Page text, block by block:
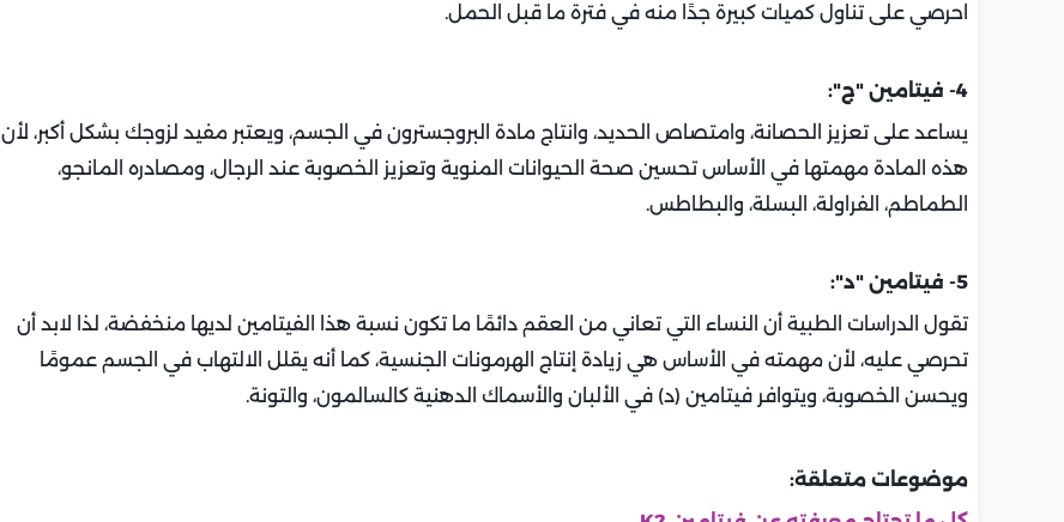
احرصي على تناول كميات كبيرة جدًا منه في فترة ما قبل الحمل.
4- فيتامين "ج":
يساعد على تعزيز الحصانة، وامتصاص الحديد، وانتاج مادة البروجسترون في الجسم، ويعتبر مفيد لزوجك بشكل أكبر، لأن
هذه المادة مهمتها في الأساس تحسين صحة الحيوانات المنوية وتعزيز الخصوبة عند الرجال، ومصادره المانجو،
الطماطم، الفراولة، البسلة، والبطاطس.
5- فيتامين "د":
تقول الدراسات الطبية أن النساء التي تعاني من العقم دائمًا ما تكون نسبة هذا الفيتامين لديها منخفضة، لذا لابد أن
تحرصي عليه، لأن مهمته في الأساس هي زيادة إنتاج الهرمونات الجنسية، كما أنه يقلل الالتهاب في الجسم عمومًا
ويحسن الخصوبة، ويتوافر فيتامين (د) في الألبان والأسماك الدهنية كالسالمون، والتونة.
موضوعات متعلقة: